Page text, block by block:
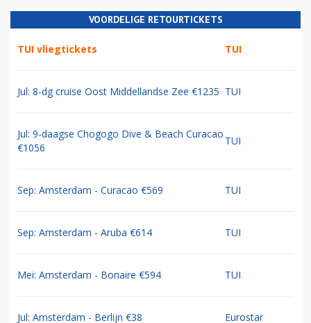
VOORDELIGE RETOURTICKETS
TUI vliegtickets TUI
Jul: 8-dg cruise Oost Middellandse Zee €1235 TUI
Jul: 9-daagse Chogogo Dive & Beach Curacao
€1056
TUI
Sep: Amsterdam - Curacao €569 TUI
Sep: Amsterdam - Aruba €614 TUI
Mei: Amsterdam - Bonaire €594 TUI
Jul: Amsterdam - Berlijn €38 Eurostar